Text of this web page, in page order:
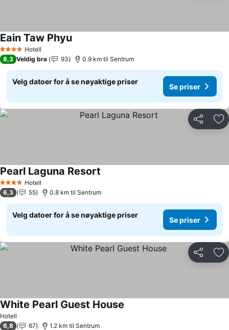
4 StjernerHotell
Eain Taw PhyuSe priser
8,3 Veldig bra 93 0.9 km til Sentrum
Velg datoer for å se nøyaktige priser
Se priser
Del
4 StjernerHotell
Pearl Laguna Resort
6,3 55 0.8 km til Sentrum
Velg datoer for å se nøyaktige priser
Se priser
Del
Hotell
White Pearl Guest House
6,8 67 1.2 km til Sentrum